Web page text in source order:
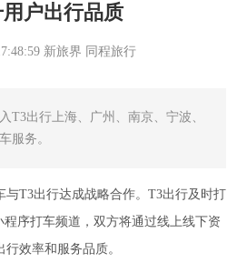
户出行品质
新旅界 同程旅行
T3出行上海、广州、南京、宁波、
服务。
与T3出行达成战略合作。T3出行及时打
序打车频道，双方将通过线上线下资
效率和服务品质。